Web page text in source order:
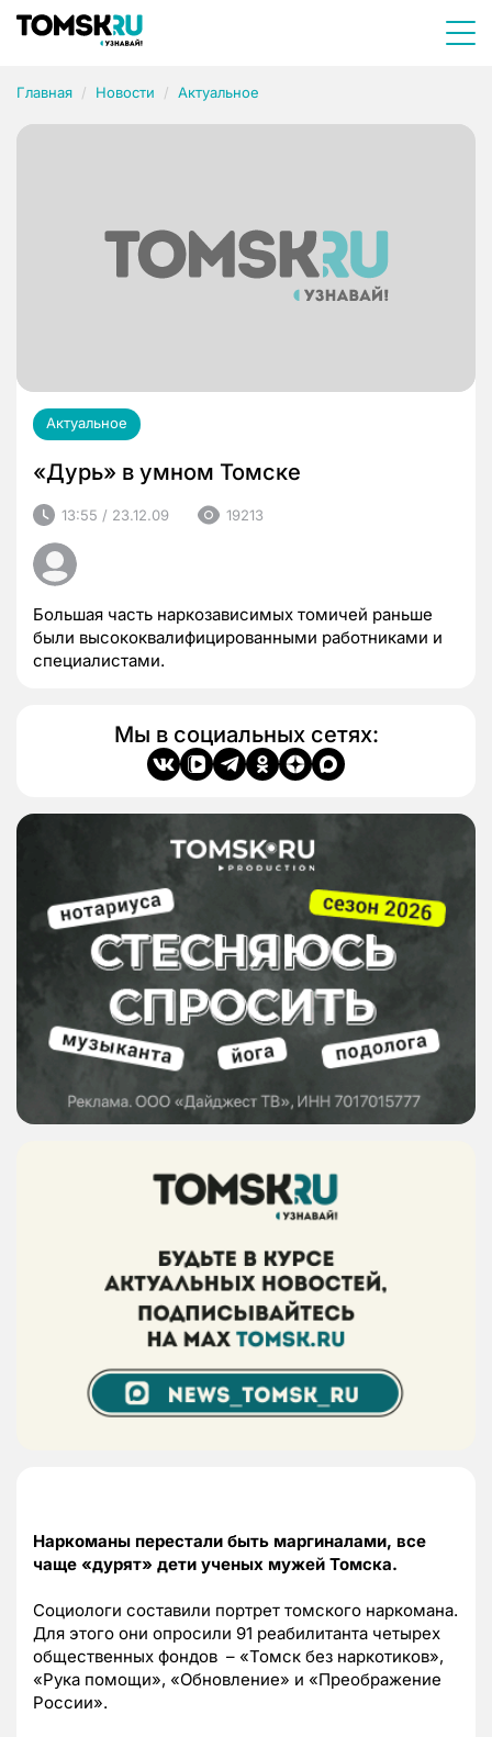
Главная Новости Актуальное
Актуальное
«Дурь» в умном Томске
13:55 / 23.12.09 19213
Большая часть наркозависимых томичей раньше
были высококвалифицированными работниками и
специалистами.
Мы в социальных сетях:
Наркоманы перестали быть маргиналами, все
чаще «дурят» дети ученых мужей Томска.
Социологи составили портрет томского наркомана.
Для этого они опросили 91 реабилитанта четырех
общественных фондов – «Томск без наркотиков»,
«Рука помощи», «Обновление» и «Преображение
России».